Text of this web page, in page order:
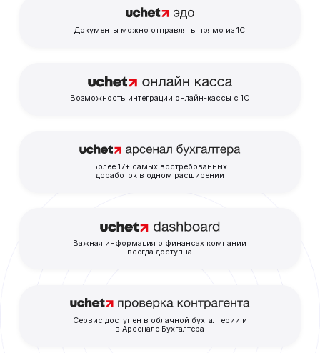
Документы можно отправлять прямо из 1С
Возможность интеграции онлайн-кассы с 1С
Более 17+ самых востребованных
доработок в одном расширении
Важная информация о финансах компании
всегда доступна
Сервис доступен в облачной бухгалтерии и
в Арсенале Бухгалтера